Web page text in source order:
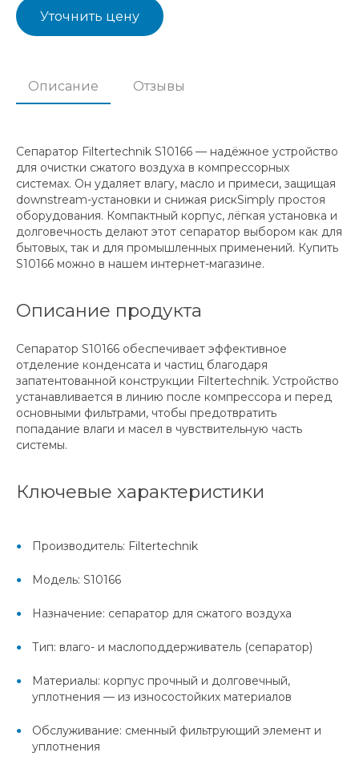
Уточнить цену
Описание Отзывы
Сепаратор Filtertechnik S10166 — надёжное устройство
для очистки сжатого воздуха в компрессорных
системах. Он удаляет влагу, масло и примеси, защищая
downstream-установки и снижая рискSimply простоя
оборудования. Компактный корпус, лёгкая установка и
долговечность делают этот сепаратор выбором как для
бытовых, так и для промышленных применений. Купить
S10166 можно в нашем интернет-магазине.
Описание продукта
Сепаратор S10166 обеспечивает эффективное
отделение конденсата и частиц благодаря
запатентованной конструкции Filtertechnik. Устройство
устанавливается в линию после компрессора и перед
основными фильтрами, чтобы предотвратить
попадание влаги и масел в чувствительную часть
системы.
Ключевые характеристики
Производитель: Filtertechnik
Модель: S10166
Назначение: сепаратор для сжатого воздуха
Тип: влаго- и маслоподдерживатель (сепаратор)
Материалы: корпус прочный и долговечный,
уплотнения — из износостойких материалов
Обслуживание: сменный фильтрующий элемент и
уплотнения